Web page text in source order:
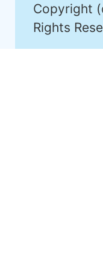
Copyright
Rights